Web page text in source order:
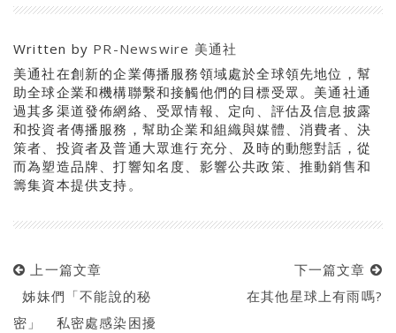
Written by PR-Newswire 美通社
美通社在創新的企業傳播服務領域處於全球領先地位，幫
助全球企業和機構聯繫和接觸他們的目標受眾。美通社通
過其多渠道發佈網絡、受眾情報、定向、評估及信息披露
和投資者傳播服務，幫助企業和組織與媒體、消費者、決
策者、投資者及普通大眾進行充分、及時的動態對話，從
而為塑造品牌、打響知名度、影響公共政策、推動銷售和
籌集資本提供支持。
上一篇文章
姊妹們「不能說的秘
密」 私密處感染困擾
下一篇文章
在其他星球上有雨嗎?